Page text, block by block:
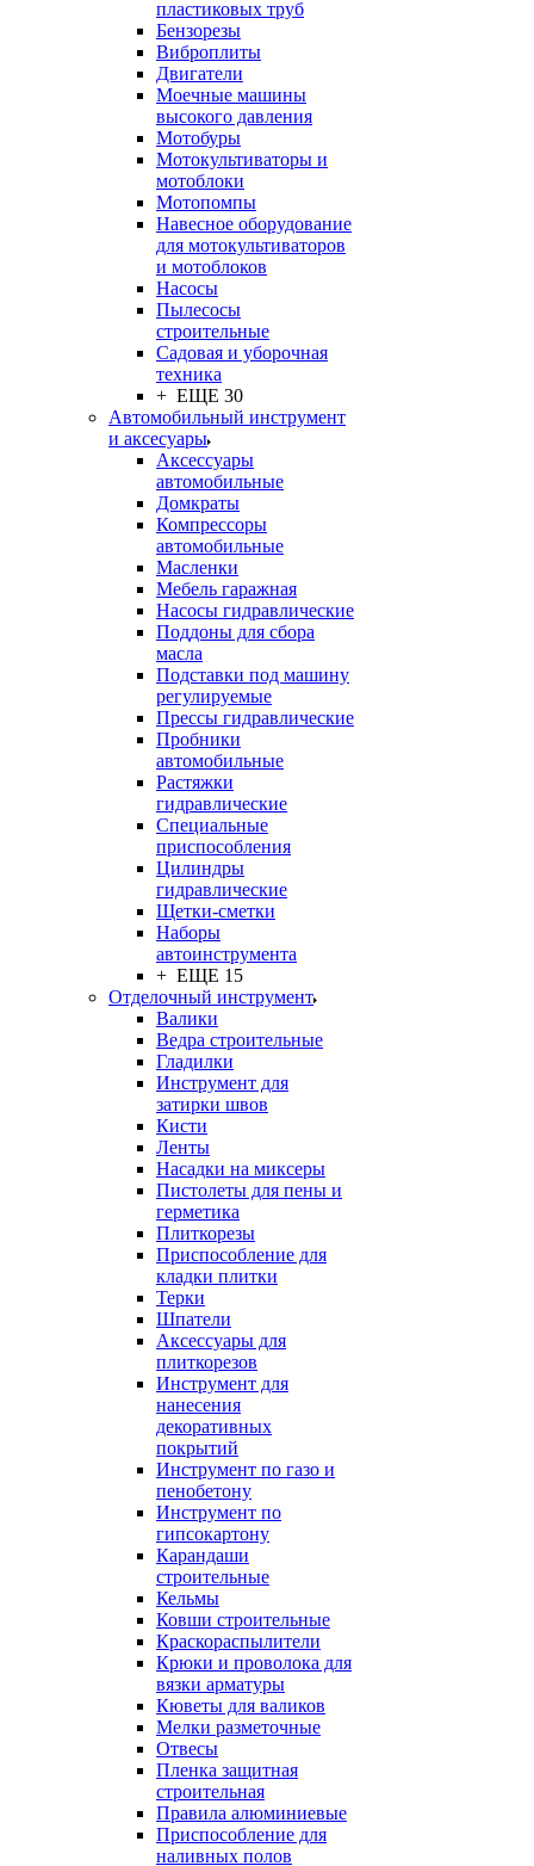
пластиковых труб
Бензорезы
Виброплиты
Двигатели
Моечные машины
высокого давления
Мотобуры
Мотокультиваторы и
мотоблоки
Мотопомпы
Навесное оборудование
для мотокультиваторов
и мотоблоков
Насосы
Пылесосы
строительные
Садовая и уборочная
техника
+ ЕЩЕ 30
Автомобильный инструмент
и аксесуары
Аксессуары
автомобильные
Домкраты
Компрессоры
автомобильные
Масленки
Мебель гаражная
Насосы гидравлические
Поддоны для сбора
масла
Подставки под машину
регулируемые
Прессы гидравлические
Пробники
автомобильные
Растяжки
гидравлические
Специальные
приспособления
Цилиндры
гидравлические
Щетки-сметки
Наборы
автоинструмента
+ ЕЩЕ 15
Отделочный инструмент
Валики
Ведра строительные
Гладилки
Инструмент для
затирки швов
Кисти
Ленты
Насадки на миксеры
Пистолеты для пены и
герметика
Плиткорезы
Приспособление для
кладки плитки
Терки
Шпатели
Аксессуары для
плиткорезов
Инструмент для
нанесения
декоративных
покрытий
Инструмент по газо и
пенобетону
Инструмент по
гипсокартону
Карандаши
строительные
Кельмы
Ковши строительные
Краскораспылители
Крюки и проволока для
вязки арматуры
Кюветы для валиков
Мелки разметочные
Отвесы
Пленка защитная
строительная
Правила алюминиевые
Приспособление для
наливных полов